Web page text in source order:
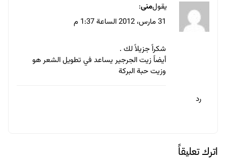
يقولمنى:
31 مارس، 2012 الساعة 1:37 م
شكراً جزيلاً لك .
أيضاً زيت الجرجير يساعد في تطويل الشعر هو
وزيت حبة البركة
رد
اترك تعليقاً